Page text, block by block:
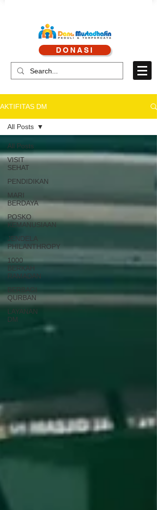
CALL CENTRE : 0878
CALL LAYANAN : 0813
DONASI
AKTIFITAS DM
All Posts
VISIT
SEHAT
PENDIDIKAN
MARI
BERDAYA
POSKO
KEMANUSIAAN
JENDELA
PHILANTHROPY
1000
BERKAH
RAMADAN
QURBAN
LAYANAN
DM
All Posts